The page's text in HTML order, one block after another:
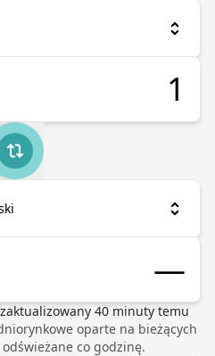
zaktualizowany 40minuty temu
oparte na bieżących
co godzinę.